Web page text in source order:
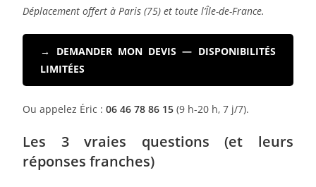
Déplacement offert à Paris (75) et toute l’Île-de-France.
→ DEMANDER MON DEVIS — DISPONIBILITÉS
LIMITÉES
Ou appelez Éric :06 46 78 86 15 (9 h-20 h, 7 j/7).
Les 3 vraies questions (et leurs
réponses franches)